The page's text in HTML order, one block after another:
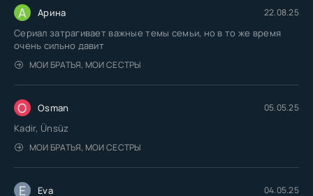
А Арина 22.08.25
Сериал затрагивает важные темы семьи, но в то же время
очень сильно давит
МОИ БРАТЬЯ, МОИ СЕСТРЫ
O Osman 05.05.25
Kadir, Ünsüz
МОИ БРАТЬЯ, МОИ СЕСТРЫ
E Eva 04.05.25